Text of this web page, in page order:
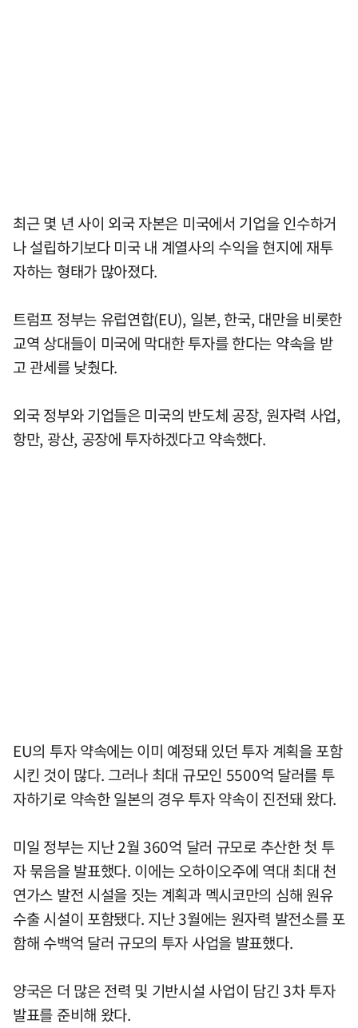
최근 몇 년 사이 외국 자본은 미국에서 기업을 인수하거
나 설립하기보다 미국 내 계열사의 수익을 현지에 재투
자하는 형태가 많아졌다.
트럼프 정부는 유럽연합(EU), 일본, 한국, 대만을 비롯한
교역 상대들이 미국에 막대한 투자를 한다는 약속을 받
고 관세를 낮췄다.
외국 정부와 기업들은 미국의 반도체 공장, 원자력 사업,
항만, 광산, 공장에 투자하겠다고 약속했다.
EU의 투자 약속에는 이미 예정돼 있던 투자 계획을 포함
시킨 것이 많다. 그러나 최대 규모인 5500억 달러를 투
자하기로 약속한 일본의 경우 투자 약속이 진전돼 왔다.
미일 정부는 지난 2월 360억 달러 규모로 추산한 첫 투
자 묶음을 발표했다. 이에는 오하이오주에 역대 최대 천
연가스 발전 시설을 짓는 계획과 멕시코만의 심해 원유
수출 시설이 포함됐다. 지난 3월에는 원자력 발전소를 포
함해 수백억 달러 규모의 투자 사업을 발표했다.
양국은 더 많은 전력 및 기반시설 사업이 담긴 3차 투자
발표를 준비해 왔다.